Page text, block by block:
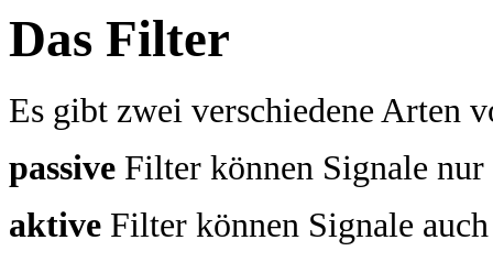
Das Filter
Es gibt zwei verschiedene Arten
passive Filter können Signale nur
aktive Filter können Signale